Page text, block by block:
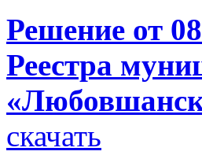
Решение от
Реестра
скачать